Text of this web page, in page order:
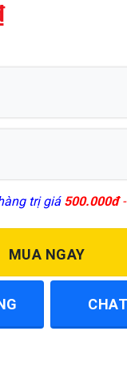
trị giá 500.000đ-
MUA NGAY